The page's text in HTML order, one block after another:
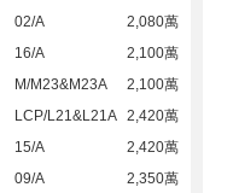
02/A
2,080萬
16/A
2,100萬
M/M23&M23A
2,100萬
LCP/L21&L21A 2,420萬
15/A
2,420萬
09/A
2,350萬